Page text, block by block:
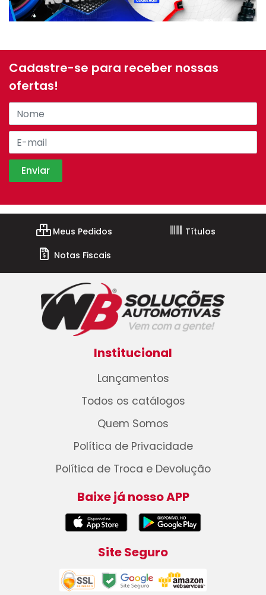
Cadastre-se para receber nossas
ofertas!
Meus Pedidos
Títulos
Notas Fiscais
Institucional
Lançamentos
Todos os catálogos
Quem Somos
Política de Privacidade
Política de Troca e Devolução
Baixe já nosso APP
Site Seguro